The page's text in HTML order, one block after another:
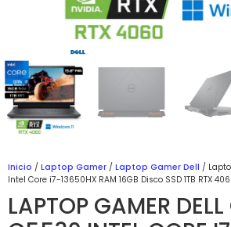
Inicio / Laptop Gamer / Laptop Gamer Dell /
Intel Core i7-13650HX RAM 16GB Disco SSD 1TB RTX
LAPTOP GAMER DELL